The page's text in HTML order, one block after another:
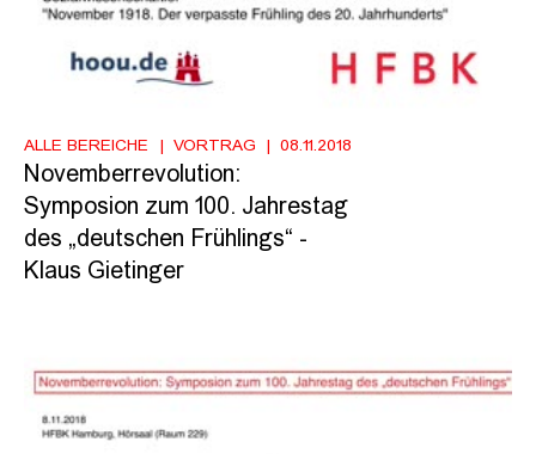
ALLE BEREICHE VORTRAG 08.11.2018
Novemberrevolution:
Symposion zum 100. Jahrestag
des „deutschen Frühlings“ -
Klaus Gietinger